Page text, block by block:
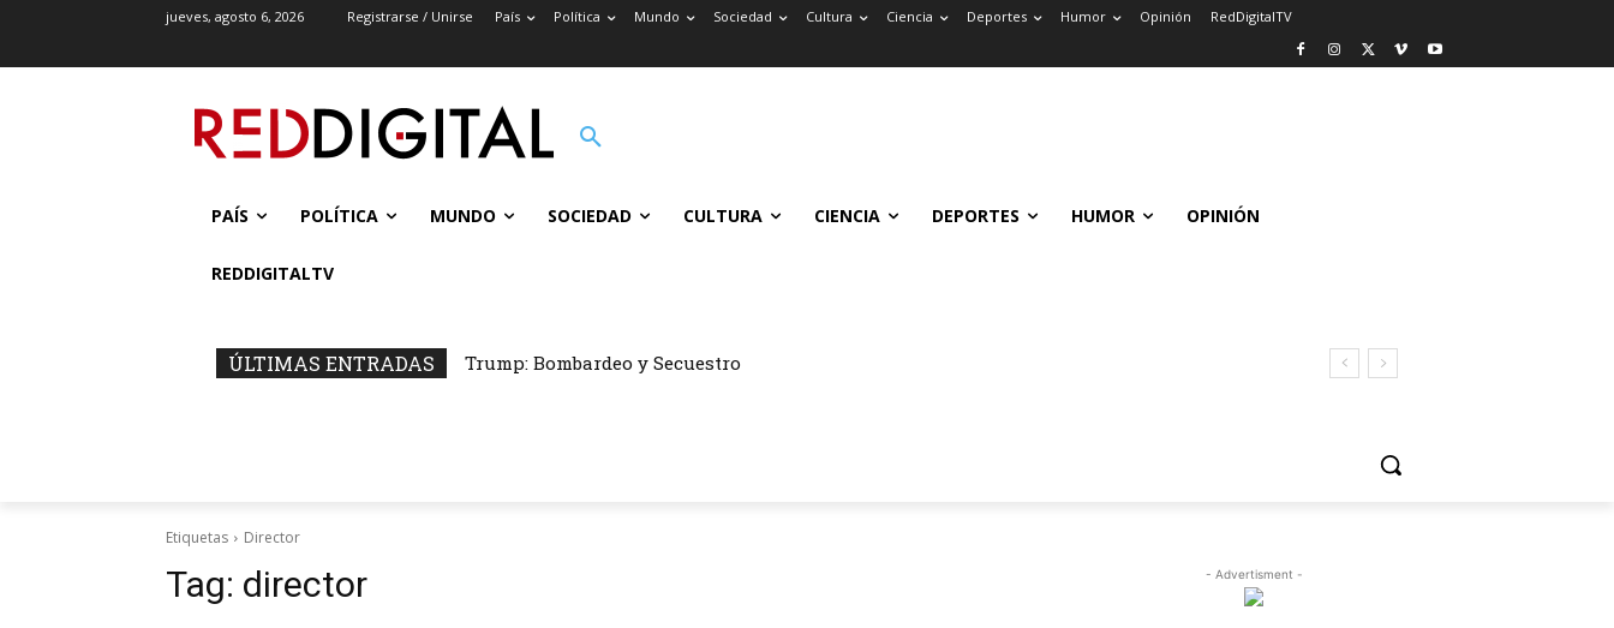
jueves, agosto 6, 2026 Registrarse / Unirse País Política Mundo Sociedad Cultura Ciencia Deportes Humor Opinión RedDigitalTV
PAÍS POLÍTICA MUNDO SOCIEDAD CULTURA CIENCIA DEPORTES HUMOR OPINIÓN
REDDIGITALTV
ÚLTIMAS ENTRADAS Trump: Bombardeo y Secuestro
Etiquetas Director
Tag: director - Advertisment -